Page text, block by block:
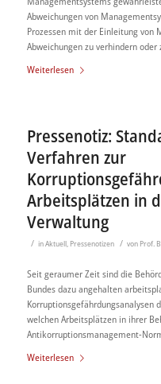
Abweichungen von
Prozessen mit der Einleitung von
Abweichungen zu verhindern oder
Weiterlesen
Pressenotiz:
Verfahren zur
Arbeitsplätzen in
Verwaltung
/ inAktuell, Pressenotizen / von Prof.
Seit geraumer Zeit sind die
Bundes dazu angehalten
Korruptionsgefährdungsanalysen
welchen Arbeitsplätzen in ihrer
Antikorruptionsmanagement-
Weiterlesen